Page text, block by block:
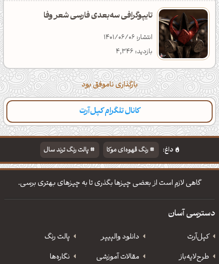
تایپوگرافی سه‌بعدی فارسی شعر وفا
انتشار: 1401/06/06
بازدید: 4,346
بارگذاری ناموفق بود
کانال تلگرام کپل‌آرت
داغ: رنگ قهوه‌ای موکا
پالت رنگ ترند سال
دانلود والپیپر مذهبی
تایپوگرافی شعر مولانا
گاهی لازم است از بعضی چیزها بگذری تا به چیزهای بهتری برسی.
دسترسی آسان
کپل‌آرت دانلود‌ والپیپر
پالت رنگ
طرح‌لایه‌باز
مقالات آموزشی
نگاره‌ها